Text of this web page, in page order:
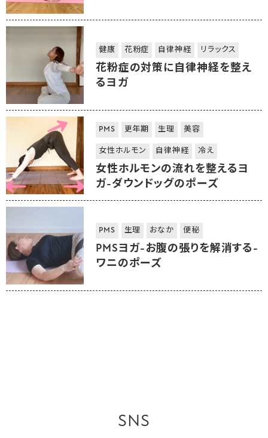
健康 花粉症 自律神経 リラックス
花粉症の対策に自律神経を整え
るヨガ
PMS 更年期 生理 美容
女性ホルモン 自律神経 冷え
女性ホルモンの流れを整えるヨ
ガ-ダウンドッグのポーズ
PMS 生理 おなか 便秘
PMSヨガ-お腹の張りを解消する-
ワニのポーズ
SNS